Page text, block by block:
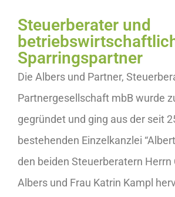
Steuerberater und
Sparringspartner
Die Albers und Partner,
Partnergesellschaft mbB wurde
gegründet und ging aus der seit
bestehenden Einzelkanzlei
den beiden Steuerberatern Herrn
Albers und Frau Katrin Kampl